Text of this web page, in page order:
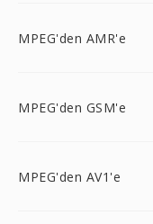
MPEG'den AMR'e
MPEG'den GSM'e
MPEG'den AV1'e